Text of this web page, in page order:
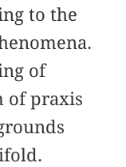
to the
of
of praxis